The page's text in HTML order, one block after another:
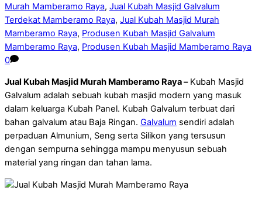
Murah Mamberamo Raya, Jual Kubah Masjid Galvalum
Terdekat Mamberamo Raya, Jual Kubah Masjid Murah
Mamberamo Raya, Produsen Kubah Masjid Galvalum
Mamberamo Raya, Produsen Kubah Masjid Mamberamo Raya
0
Jual Kubah Masjid Murah Mamberamo Raya –Kubah Masjid
Galvalum adalah sebuah kubah masjid modern yang masuk
dalam keluarga Kubah Panel. Kubah Galvalum terbuat dari
bahan galvalum atau Baja Ringan. Galvalum sendiri adalah
perpaduan Almunium, Seng serta Silikon yang tersusun
dengan sempurna sehingga mampu menyusun sebuah
material yang ringan dan tahan lama.